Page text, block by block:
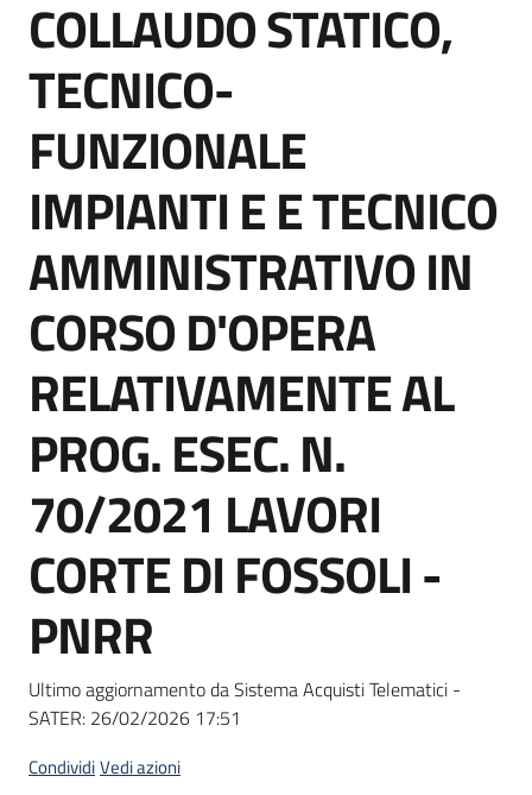
English
site
Seguici
su
COLLAUDO STATICO,
TECNICO-
FUNZIONALE
IMPIANTI E E TECNICO
AMMINISTRATIVO IN
CORSO D'OPERA
RELATIVAMENTE AL
PROG. ESEC. N.
70/2021 LAVORI
CORTE DI FOSSOLI -
PNRR
Ultimo aggiornamento da Sistema Acquisti Telematici -
SATER: 26/02/2026 17:51
CondividiVedi azioni